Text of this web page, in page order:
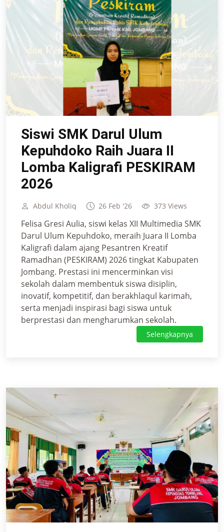
Siswi SMK Darul Ulum
Kepuhdoko Raih Juara II
Lomba Kaligrafi PESKIRAM
2026
Abdul Kholiq 26 Feb '26 373 Views
Felisa Gresi Aulia, siswi kelas XII Multimedia SMK
Darul Ulum Kepuhdoko, meraih Juara II Lomba
Kaligrafi dalam ajang Pesantren Kreatif
Ramadhan (PESKIRAM) 2026 tingkat Kabupaten
Jombang. Prestasi ini mencerminkan visi
sekolah dalam membentuk siswa disiplin,
inovatif, kompetitif, dan berakhlaqul karimah,
serta menjadi inspirasi bagi siswa untuk
berprestasi dan mengharumkan sekolah.
Selengkapnya